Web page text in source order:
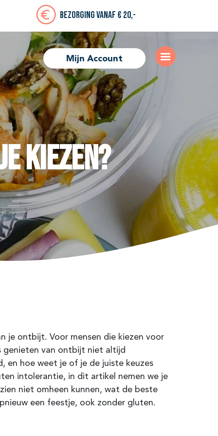
Bezorging vanaf € 20,-
Mijn Account
kiezen?
je ontbijt. Voor mensen die kiezen voor
genieten van ontbijt niet altijd
en hoe weet je of je de juiste keuzes
intolerantie, in dit artikel nemen we je
niet omheen kunnen, wat de beste
een feestje, ook zonder gluten.